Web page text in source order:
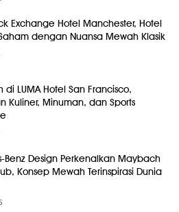
Exchange Hotel Manchester, Hotel
Saham dengan Nuansa Mewah Klasik
di LUMA Hotel San Francisco,
Kuliner, Minuman, dan Sports
Benz Design Perkenalkan Maybach
Konsep Mewah Terinspirasi Dunia